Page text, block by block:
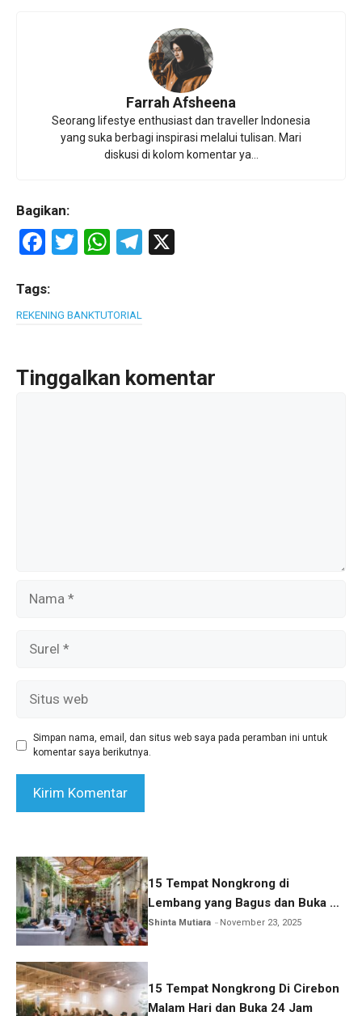
Farrah Afsheena
Seorang lifestye enthusiast dan traveller Indonesia
yang suka berbagi inspirasi melalui tulisan. Mari
diskusi di kolom komentar ya...
Bagikan:
F
ce
b
o
k
T
er
W
s
p
T
m
Tags:
REKENING BANKTUTORIAL
Tinggalkan komentar
Simpan nama, email, dan situs web saya pada peramban ini untuk
komentar saya berikutnya.
15 Tempat Nongkrong di
Lembang yang Bagus dan Buka 24
Jam
Shinta Mutiara November 23, 2025
15 Tempat Nongkrong Di Cirebon
Malam Hari dan Buka 24 Jam